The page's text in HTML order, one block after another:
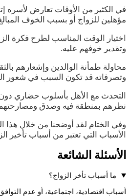
في الكثير من الأوقات تعارض لأسره
مؤهلين للزواج أو بسبب الخوف
اختيار الوقت المناسب لطرح فكرة
وتقدير خوفهم عليه.
محاولة طمأنة الوالدين وإشعارهم
وتصرفاته قد تكون السبب في شعور
التحدث مع الأهل بأسلوب حضاري
نظرهم بمنطقة فيه وصدق ومصارحتهم
وفي الختام لقد أوضحنا من خلال
الأسباب التي تعتبر من أسباب تأخير
الأسئلة الشائعة
ما أسباب تأخر الزواج؟
أسباب اقتصادية، اجتماعية، أو عدم